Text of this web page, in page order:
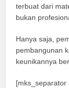
terbuat dari
bukan
Hanya saja,
pembangunan
keunikannya
[mks_separator